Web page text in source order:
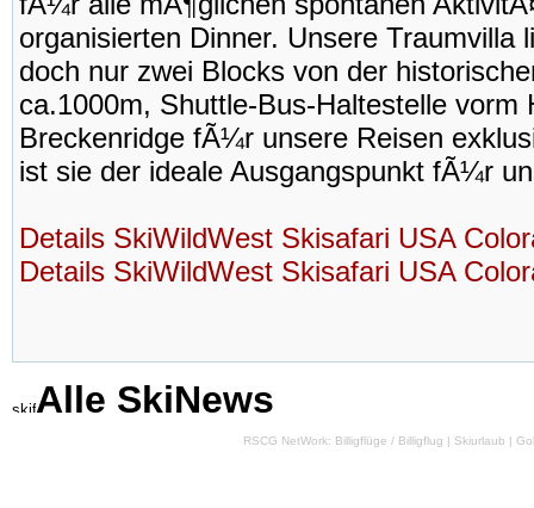
organisierten Dinner. Unsere
doch nur zwei Blocks von der
ca.1000m, Shuttle-Bus-Haltestelle
Breckenridge fÃ¼r unsere Reisen
ist sie der ideale Ausgangspunkt fÃ¼r
Details SkiWildWest Skisafari USA
Details SkiWildWest Skisafari USA
Alle SkiNews
RSCG NetWork: Billigflüge / Billigflug | Skiurlaub |